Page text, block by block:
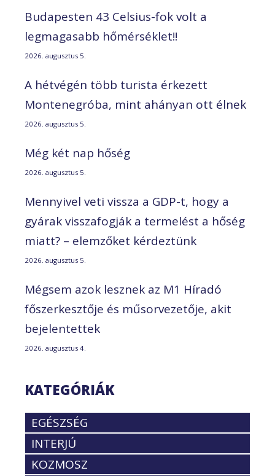
Budapesten 43 Celsius-fok volt a
legmagasabb hőmérséklet!!
2026. augusztus 5.
A hétvégén több turista érkezett
Montenegróba, mint ahányan ott élnek
2026. augusztus 5.
Még két nap hőség
2026. augusztus 5.
Mennyivel veti vissza a GDP-t, hogy a
gyárak visszafogják a termelést a hőség
miatt? – elemzőket kérdeztünk
2026. augusztus 5.
Mégsem azok lesznek az M1 Híradó
főszerkesztője és műsorvezetője, akit
bejelentettek
2026. augusztus 4.
KATEGÓRIÁK
EGÉSZSÉG
INTERJÚ
KOZMOSZ